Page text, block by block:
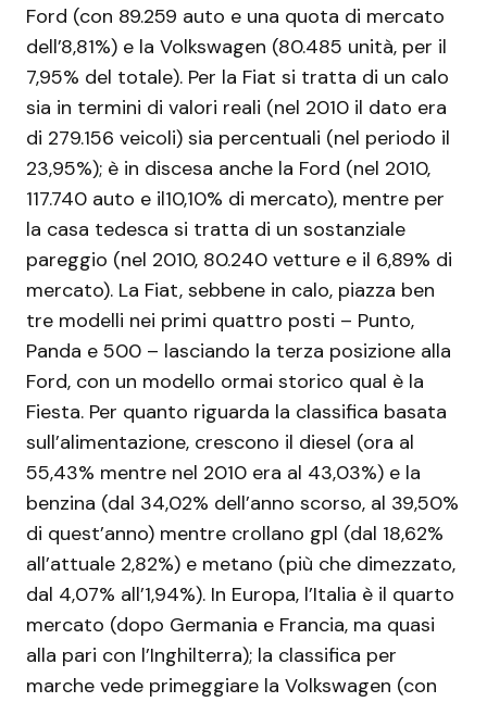
Ford (con 89.259 auto e una quota di mercato
dell’8,81%) e la Volkswagen (80.485 unità, per il
7,95% del totale). Per la Fiat si tratta di un calo
sia in termini di valori reali (nel 2010 il dato era
di 279.156 veicoli) sia percentuali (nel periodo il
23,95%); è in discesa anche la Ford (nel 2010,
117.740 auto e il10,10% di mercato), mentre per
la casa tedesca si tratta di un sostanziale
pareggio (nel 2010, 80.240 vetture e il 6,89% di
mercato). La Fiat, sebbene in calo, piazza ben
tre modelli nei primi quattro posti – Punto,
Panda e 500 – lasciando la terza posizione alla
Ford, con un modello ormai storico qual è la
Fiesta. Per quanto riguarda la classifica basata
sull’alimentazione, crescono il diesel (ora al
55,43% mentre nel 2010 era al 43,03%) e la
benzina (dal 34,02% dell’anno scorso, al 39,50%
di quest’anno) mentre crollano gpl (dal 18,62%
all’attuale 2,82%) e metano (più che dimezzato,
dal 4,07% all’1,94%). In Europa, l’Italia è il quarto
mercato (dopo Germania e Francia, ma quasi
alla pari con l’Inghilterra); la classifica per
marche vede primeggiare la Volkswagen (con